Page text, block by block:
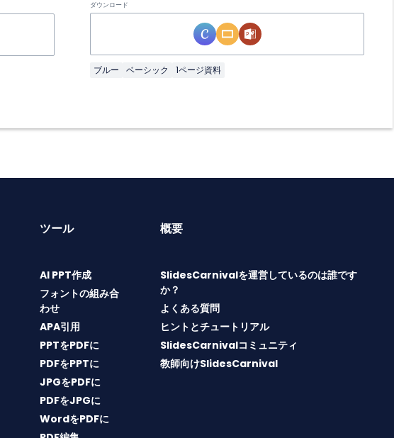
ダウンロード
ブルー ベーシック 1ページ資料
ツール
AI PPT作成
フォントの組み合
わせ
APA引用
PPTをPDFに
PDFをPPTに
JPGをPDFに
PDFをJPGに
WordをPDFに
概要
SlidesCarnivalを運営しているのは誰です
か？
よくある質問
ヒントとチュートリアル
SlidesCarnivalコミュニティ
教師向けSlidesCarnival